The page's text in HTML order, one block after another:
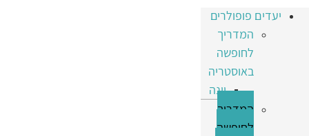
יעדים פופולרים
המדריך
לחופשה
באוסטריה
וינה
המדריך
לחופשה